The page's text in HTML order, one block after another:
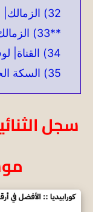
32) الزمالك| خضر
**33) الزمالك| حمادة إمام
34) القناة| لوفا
35) السكة الحديد| جرجس
سجل
موسم